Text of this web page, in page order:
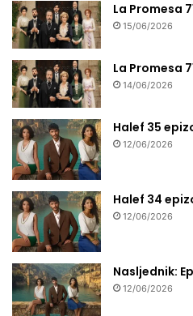
La Promesa
15/06/2026
La Promesa
14/06/2026
Halef 35
12/06/2026
Halef 34
12/06/2026
Nasljednik:
12/06/2026